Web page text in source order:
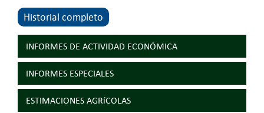
Historial completo
INFORMES DE ACTIVIDAD ECONÓMICA
INFORMES ESPECIALES
ESTIMACIONES AGRíCOLAS